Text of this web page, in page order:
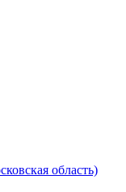
область)